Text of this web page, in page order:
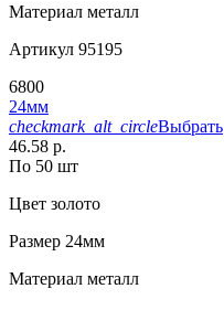
Материал металл
Артикул 95195
6800
24мм
checkmark_alt_circleВыбрать
46.58 р.
По 50 шт
Цвет золото
Размер 24мм
Материал металл